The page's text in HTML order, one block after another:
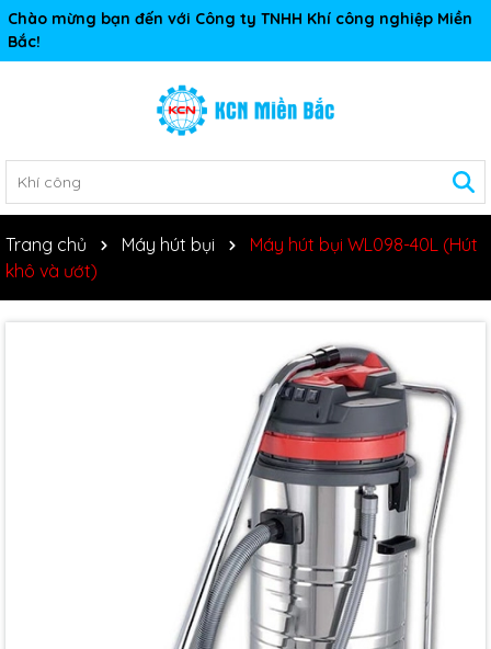
Chào mừng bạn đến với Công ty TNHH Khí công nghiệp Miền
Bắc!
Trang chủ Máy hút bụi
Máy hút bụi WL098-40L (Hút
khô và ướt)